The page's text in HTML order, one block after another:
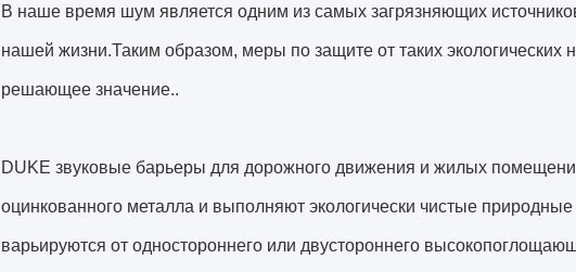
В наше время шум является одним из самых загрязняющих
нашей жизни.Таким образом, меры по защите от таких экологических
решающее значение..
DUKE звуковые барьеры для дорожного движения и жилых
оцинкованного металла и выполняют экологически чистые
варьируются от одностороннего или двустороннего